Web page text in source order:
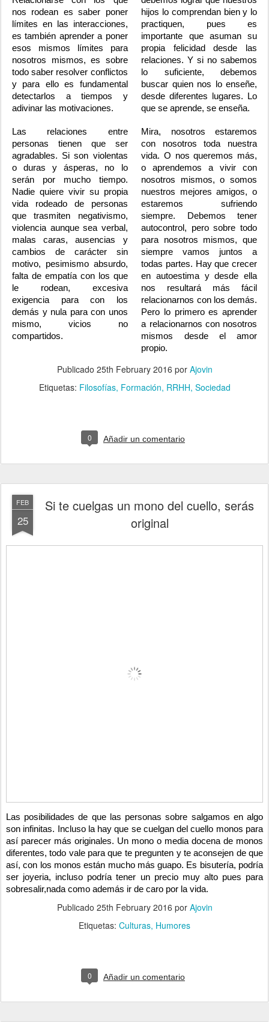
nos rodean es saber poner
límites en las interacciones,
es también aprender a poner
esos mismos límites para
nosotros mismos, es sobre
todo saber resolver conflictos
y para ello es fundamental
detectarlos a tiempos y
adivinar las motivaciones.
Las relaciones entre
personas tienen que ser
agradables. Si son violentas
o duras y ásperas, no lo
serán por mucho tiempo.
Nadie quiere vivir su propia
vida rodeado de personas
que trasmiten negativismo,
violencia aunque sea verbal,
malas caras, ausencias y
cambios de carácter sin
motivo, pesimismo absurdo,
falta de empatía con los que
le rodean, excesiva
exigencia para con los
demás y nula para con unos
mismo, vicios no
compartidos.
hijos lo comprendan bien y lo
practiquen, pues es
importante que asuman su
propia felicidad desde las
relaciones. Y si no sabemos
lo suficiente, debemos
buscar quien nos lo enseñe,
desde diferentes lugares. Lo
que se aprende, se enseña.
Mira, nosotros estaremos
con nosotros toda nuestra
vida. O nos queremos más,
o aprendemos a vivir con
nosotros mismos, o somos
nuestros mejores amigos, o
estaremos sufriendo
siempre. Debemos tener
autocontrol, pero sobre todo
para nosotros mismos, que
siempre vamos juntos a
todas partes. Hay que crecer
en autoestima y desde ella
nos resultará más fácil
relacionarnos con los demás.
Pero lo primero es aprender
a relacionarnos con nosotros
mismos desde el amor
propio.
Publicado 25th February 2016 por Ajovin
Etiquetas: Filosofías Formación RRHH Sociedad
0 Añadir un comentario
FEB
25
Si te cuelgas un mono del cuello, serás
original
Las posibilidades de que las personas sobre salgamos en algo
son infinitas. Incluso la hay que se cuelgan del cuello monos para
así parecer más originales. Un mono o media docena de monos
diferentes, todo vale para que te pregunten y te aconsejen de que
así, con los monos están mucho más guapo. Es bisutería, podría
ser joyeria, incluso podría tener un precio muy alto pues para
sobresalir,nada como además ir de caro por la vida.
Publicado 25th February 2016 por Ajovin
Etiquetas: Culturas Humores
0 Añadir un comentario